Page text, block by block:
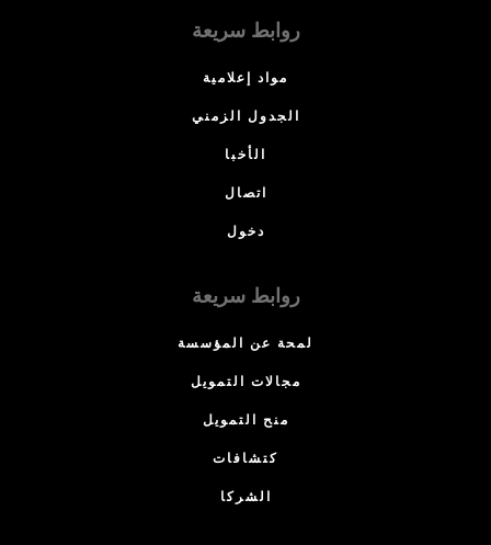
روابط سريعة
مواد إعلامية
الجدول الزمني
الأخبا
اتصال
دخول
روابط سريعة
لمحة عن المؤسسة
مجالات التمويل
منح التمويل
كتشافات
الشركا